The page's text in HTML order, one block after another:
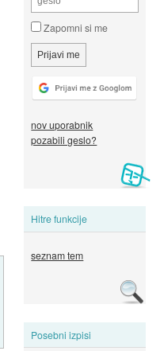
Zapomni si me
nov uporabnik
pozabili geslo?
Hitre funkcije
seznam tem
Posebni izpisi